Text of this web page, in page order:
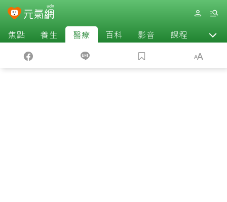
焦點 養生 醫療 百科 影音 課程 退休